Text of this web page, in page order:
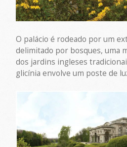
O palácio é rodeado por um
delimitado por bosques, uma
dos jardins ingleses
glicínia envolve um poste de